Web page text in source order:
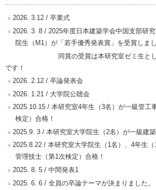
2026. 3.12 / 卒業式
2026. 3. 8 / 2025年度日本建築学会中国支部研
院生（M1）が「若手優秀発表賞」を受賞しま
同賞の受賞は本研究室ゼミ生として
です！
2026. 2.12 / 卒論発表会
2026. 1.21 / 大学院公聴会
2025.10.15 / 本研究室4年生（3名）が一級管工
検定）合格！
2025.9. 3 / 本研究室大学院生（2名）が一級建
2025.8.22 / 本研究室大学院生（1名）、4年生
管理技士（第1次検定）合格！
2025. 8. 5 / 中間発表1
2025. 6. 6 / 全員の卒論テーマが決まりました。